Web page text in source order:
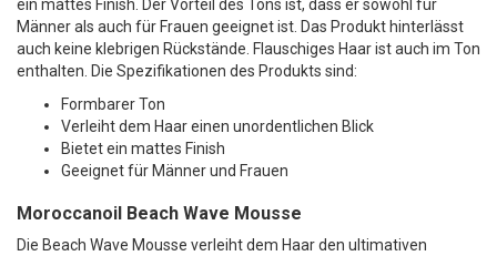
ein mattes Finish. Der Vorteil des Tons ist, dass er sowohl für
Männer als auch für Frauen geeignet ist. Das Produkt hinterlässt
auch keine klebrigen Rückstände. Flauschiges Haar ist auch im Ton
enthalten. Die Spezifikationen des Produkts sind:
Formbarer Ton
Verleiht dem Haar einen unordentlichen Blick
Bietet ein mattes Finish
Geeignet für Männer und Frauen
Moroccanoil Beach Wave Mousse
Die Beach Wave Mousse verleiht dem Haar den ultimativen